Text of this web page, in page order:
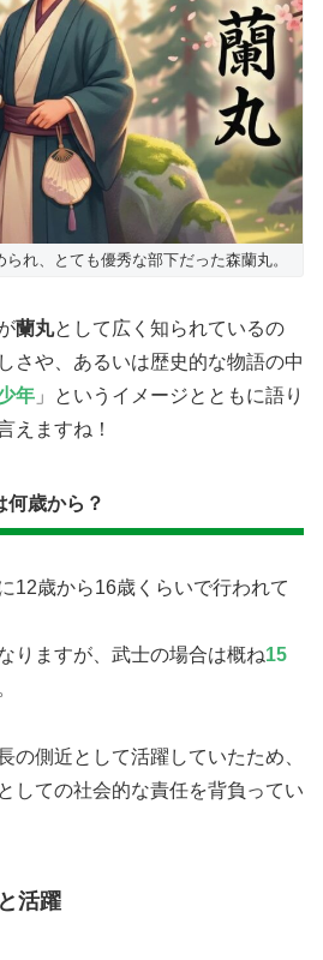
れ、とても優秀な部下だった森蘭丸。
蘭丸として広く知られているの
さや、あるいは歴史的な物語の中
年 」というイメージとともに語り
えますね！
何歳から？
12歳から16歳くらいで行われて
りますが、武士の場合は概ね15
の側近として活躍していたため、
しての社会的な責任を背負ってい
活躍